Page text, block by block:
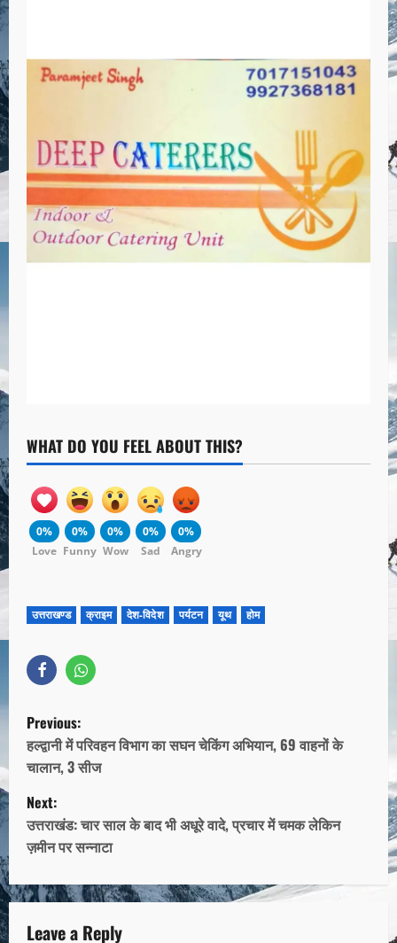
WHAT DO YOU FEEL ABOUT THIS?
0%
Love
0%
Funny
0%
Wow
0%
Sad
0%
Angry
उत्तराखण्ड क्राइम देश-विदेश पर्यटन यूथ होम
Previous:
हल्द्वानी में परिवहन विभाग का सघन चेकिंग अभियान, 69 वाहनों के
चालान, 3 सीज
Next:
उत्तराखंड: चार साल के बाद भी अधूरे वादे, प्रचार में चमक लेकिन
ज़मीन पर सन्नाटा
Leave a Reply